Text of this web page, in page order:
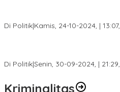
Di Politik|Kamis, 24-10-2024, | 13:07,
Di Politik|Senin, 30-09-2024, | 21:29,
Kriminalitas